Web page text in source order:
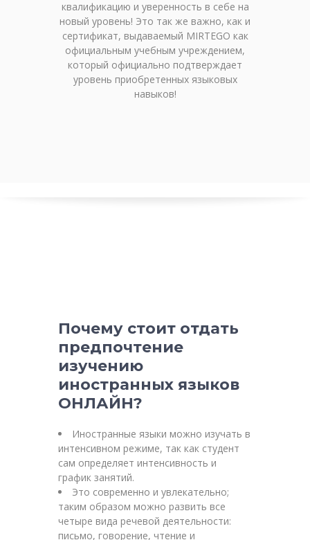
квалификацию и уверенность в себе на
новый уровень! Это так же важно, как и
сертификат, выдаваемый MIRTEGO как
официальным учебным учреждением,
который официально подтверждает
уровень приобретенных языковых
навыков!
Почему стоит отдать
предпочтение
изучению
иностранных языков
ОНЛАЙН?
Иностранные языки можно изучать в
интенсивном режиме, так как студент
сам определяет интенсивность и
график занятий.
Это современно и увлекательно;
таким образом можно развить все
четыре вида речевой деятельности:
письмо, говорение, чтение и